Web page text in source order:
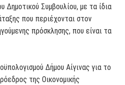
Δημοτικού Συμβουλίου, με τα ίδια
που περιέχονται στον
πρόσκλησης, που είναι τα
Δήμου Αίγινας για το
της Οικονομικής